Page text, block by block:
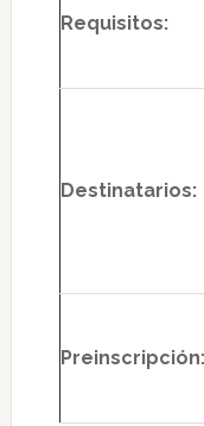
Requisitos:
Destinatarios:
Preinscripción: